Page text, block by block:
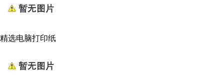
精选电脑打印纸